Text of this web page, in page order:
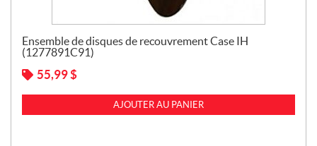
Ensemble de disques de recouvrement Case IH
(1277891C91)
55,99$
AJOUTER AU PANIER